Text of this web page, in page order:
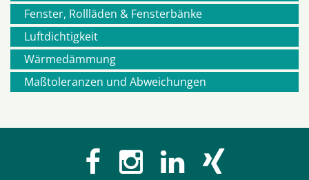
überspringen
Fenster, Rollläden & Fensterbänke
Luftdichtigkeit
Wärmedämmung
Maßtoleranzen und Abweichungen